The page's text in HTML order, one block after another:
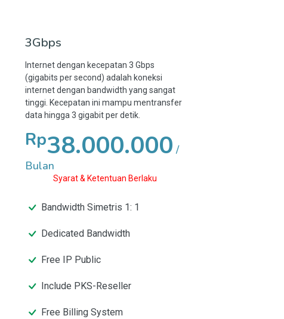
3Gbps
Internet dengan kecepatan 3 Gbps
(gigabits per second) adalah koneksi
internet dengan bandwidth yang sangat
tinggi. Kecepatan ini mampu mentransfer
data hingga 3 gigabit per detik.
Rp38.000.000 /
Bulan
Syarat & Ketentuan Berlaku
Bandwidth Simetris 1: 1
Dedicated Bandwidth
Free IP Public
Include PKS-Reseller
Free Billing System